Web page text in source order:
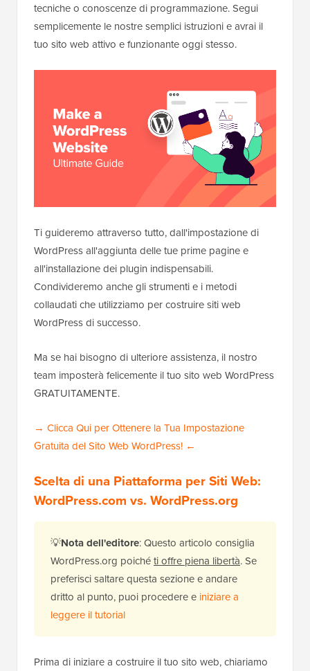
tecniche o conoscenze di programmazione. Segui
semplicemente le nostre semplici istruzioni e avrai il
tuo sito web attivo e funzionante oggi stesso.
Ti guideremo attraverso tutto, dall'impostazione di
WordPress all'aggiunta delle tue prime pagine e
all'installazione dei plugin indispensabili.
Condivideremo anche gli strumenti e i metodi
collaudati che utilizziamo per costruire siti web
WordPress di successo.
Ma se hai bisogno di ulteriore assistenza, il nostro
team imposterà felicemente il tuo sito web WordPress
GRATUITAMENTE.
→ Clicca Qui per Ottenere la Tua Impostazione
Gratuita del Sito Web WordPress! ←
Scelta di una Piattaforma per Siti Web:
WordPress.com vs. WordPress.org
💡Nota dell'editore: Questo articolo consiglia
WordPress.org poichéti offre piena libertà. Se
preferisci saltare questa sezione e andare
dritto al punto, puoi procedere e iniziare a
leggere il tutorial
Prima di iniziare a costruire il tuo sito web, chiariamo